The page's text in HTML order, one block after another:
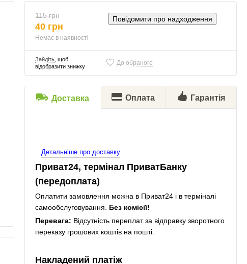
115 грн
40 грн
Немає в наявності
Повідомити про надходження
Зайдіть, щоб
відобразити знижку
До обраного
Доставка Оплата Гарантія
Детальніше про доставку
Приват24, термінал ПриватБанку
(передоплата)
Оплатити замовлення можна в Приват24 і в терміналі
самообслуговування. Без комісії!
Перевага: Відсутність переплат за відправку зворотного
переказу грошових коштів на пошті.
Накладений платіж